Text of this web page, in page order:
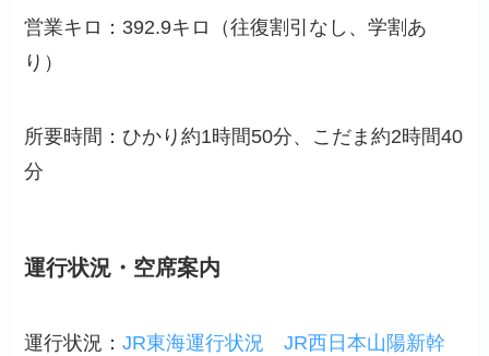
営業キロ：392.9キロ（往復割引なし、学割あ
り）
所要時間：ひかり約1時間50分、こだま約2時間40
分
運行状況・空席案内
運行状況：JR東海運行状況
JR西日本山陽新幹